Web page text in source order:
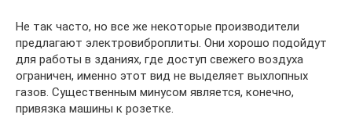
Не так часто, но все же некоторые производители
предлагают электровиброплиты. Они хорошо подойдут
для работы в зданиях, где доступ свежего воздуха
ограничен, именно этот вид не выделяет выхлопных
газов. Существенным минусом является, конечно,
привязка машины к розетке.